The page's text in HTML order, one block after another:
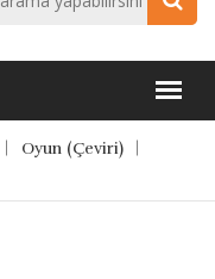
Oyun (Çeviri)